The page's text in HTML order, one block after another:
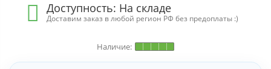
Доступность: На складе
Доставим заказ в любой регион РФ без предоплаты :)